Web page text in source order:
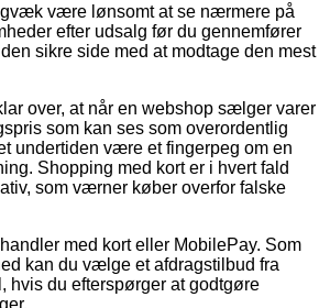
være lønsomt at se nærmere på
efter udsalg før du gennemfører
sikre side med at modtage den mest
over, at når en webshop sælger varer
som kan ses som overordentlig
undertiden være et fingerpeg om en
Shopping med kort er i hvert fald
som værner køber overfor falske
med kort eller MobilePay. Som
kan du vælge et afdragstilbud fra
hvis du efterspørger at godtgøre